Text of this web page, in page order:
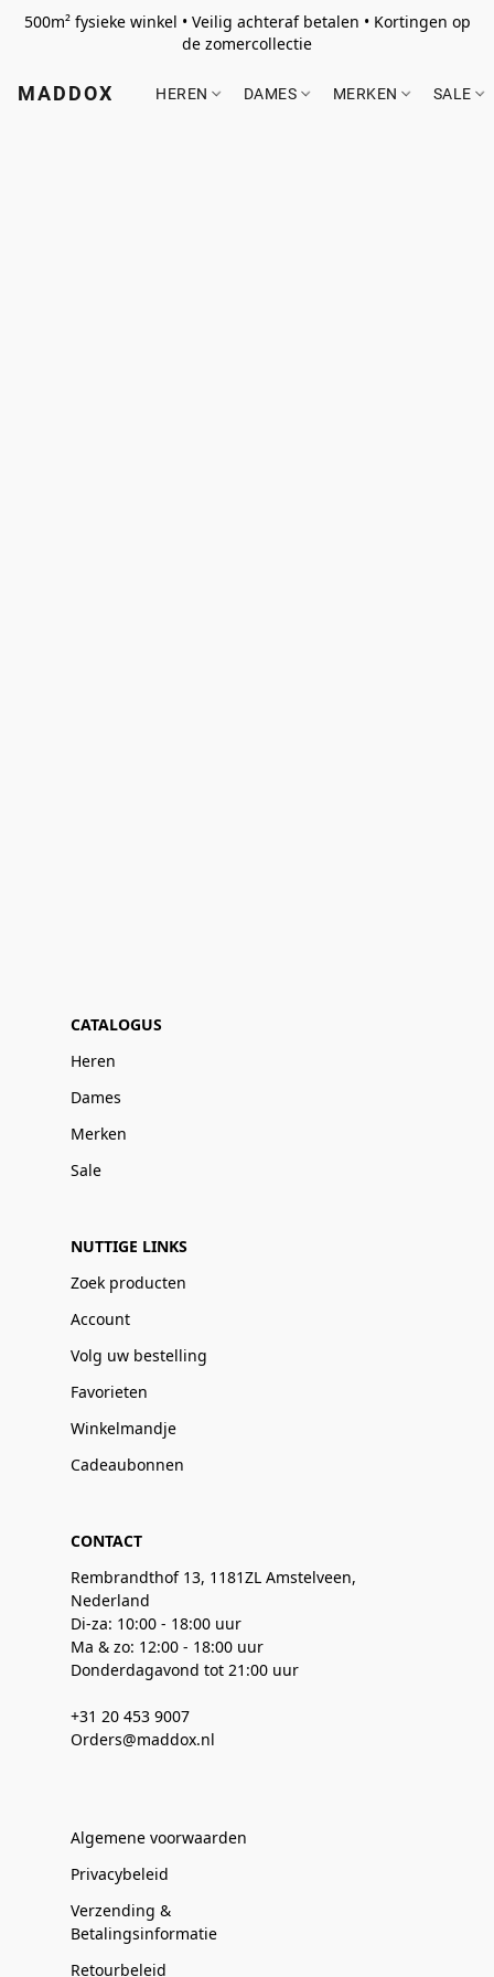
500m² fysieke winkel • Veilig achteraf betalen • Kortingen op
de zomercollectie
MADDOX HEREN DAMES MERKEN SALE
CATALOGUS
Heren
Dames
Merken
Sale
NUTTIGE LINKS
Zoek producten
Account
Volg uw bestelling
Favorieten
Winkelmandje
Cadeaubonnen
CONTACT
Rembrandthof 13, 1181ZL Amstelveen,
Nederland
Di-za: 10:00 - 18:00 uur
Ma & zo: 12:00 - 18:00 uur
Donderdagavond tot 21:00 uur
+31 20 453 9007
Orders@maddox.nl
Algemene voorwaarden
Privacybeleid
Verzending &
Betalingsinformatie
Retourbeleid